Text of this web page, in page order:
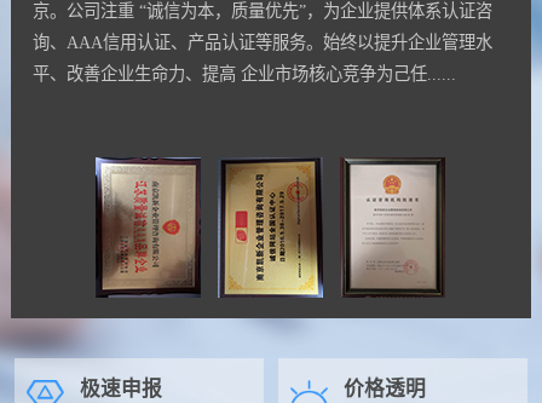
京。公司注重 “诚信为本，质量优先”，为企业提供体系认证咨
询、AAA信用认证、产品认证等服务。始终以提升企业管理水
平、改善企业生命力、提高 企业市场核心竞争为己任......
极速申报 价格透明